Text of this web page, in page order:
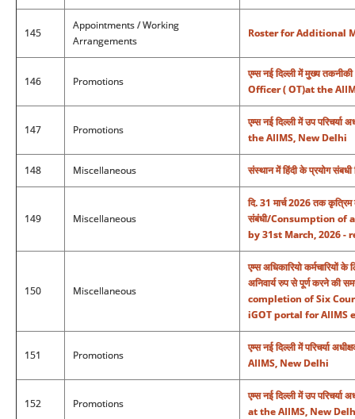
145
Appointments / Working
Arrangements
Roster for Additional
146 Promotions
एम्स नई दिल्ली में मुख्य
Officer ( OT)at the
147 Promotions
एम्स नई दिल्ली में उप
the AIIMS, New Delhi
148 Miscellaneous संस्थान में हिंदी के प्रयोग
149 Miscellaneous
दि. 31 मार्च 2026 तक कृत्रिम
संबंधी/Consumption of
by 31st March, 2026 -
150 Miscellaneous
एम्स अधिकारियो कर्मचारियों
अनिवार्य रुप से पूर्ण करने की
completion of Six
iGOT portal for AIIMS
151 Promotions
एम्स नई दिल्ली में
AIIMS, New Delhi
152 Promotions
एम्स नई दिल्ली में उप
at the AIIMS, New